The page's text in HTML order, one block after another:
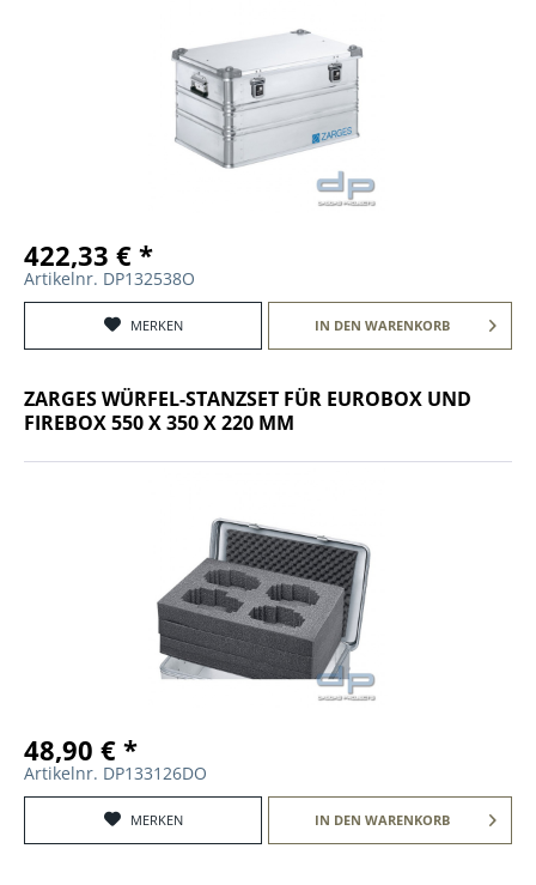
422,33 € *
Artikelnr. DP132538O
MERKEN IN DEN WARENKORB
ZARGES WÜRFEL-STANZSET FÜR EUROBOX UND
FIREBOX 550 X 350 X 220 MM
48,90 € *
Artikelnr. DP133126DO
MERKEN IN DEN WARENKORB